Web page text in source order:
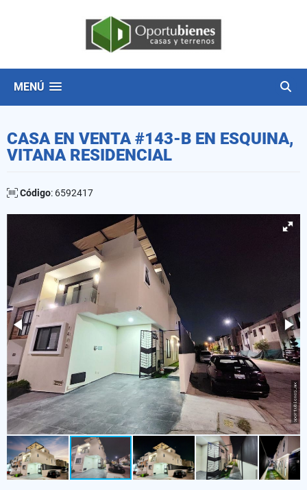
MENÚ
CASA EN VENTA #143-B EN ESQUINA,
VITANA RESIDENCIAL
Código: 6592417